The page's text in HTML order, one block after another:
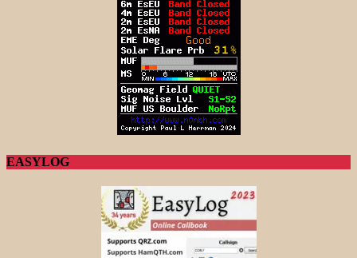
EASYLOG